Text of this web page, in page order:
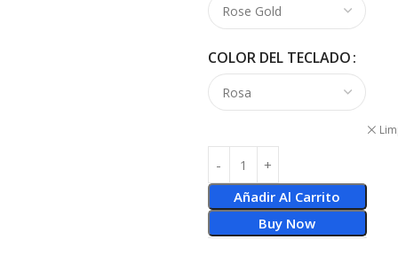
COLOR DEL TECLADO
Añadir Al Carrito
Buy Now